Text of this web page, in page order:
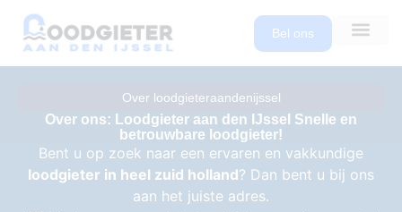
Bel ons
Over loodgieteraandenijssel
Over ons: Loodgieter aan den IJssel Snelle en
betrouwbare loodgieter!
Bent u op zoek naar een ervaren en vakkundige
loodgieter in heel zuid holland? Dan bent u bij ons
aan het juiste adres.